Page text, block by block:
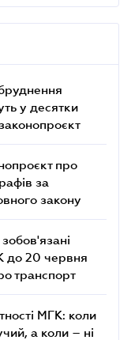
у десятки
про
за
закону
до 20 червня
транспорт
МГК: коли
а коли – ні